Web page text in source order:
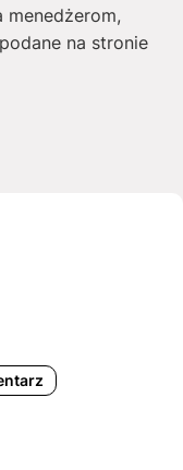
na stronie